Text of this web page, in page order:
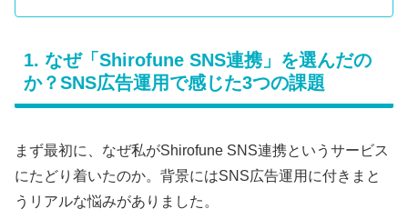
1. なぜ「Shirofune SNS連携」を選んだの
か？SNS広告運用で感じた3つの課題
まず最初に、なぜ私がShirofune SNS連携というサービス
にたどり着いたのか。背景にはSNS広告運用に付きまと
うリアルな悩みがありました。